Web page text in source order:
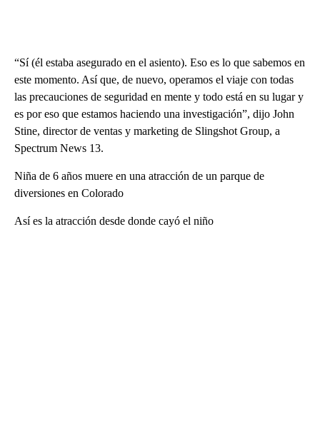
“Sí (él estaba asegurado en el asiento). Eso es lo que sabemos en
este momento. Así que, de nuevo, operamos el viaje con todas
las precauciones de seguridad en mente y todo está en su lugar y
es por eso que estamos haciendo una investigación”, dijo John
Stine, director de ventas y marketing de Slingshot Group, a
Spectrum News 13.
Niña de 6 años muere en una atracción de un parque de
diversiones en Colorado
Así es la atracción desde donde cayó el niño